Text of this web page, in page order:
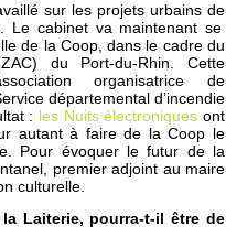
sur les projets urbains de
Le cabinet va maintenant se
de la Coop, dans le cadre du
du Port-du-Rhin. Cette
organisatrice de
départemental d’incendie
: les Nuits électroniques ont
autant à faire de la Coop le
Pour évoquer le futur de la
premier adjoint au maire
culturelle.
Laiterie, pourra-t-il être de